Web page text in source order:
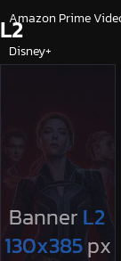
Amazon Prime
Disney+
ซีรีย์จีน
ซีรีย์ญี่ปุ่น
ซีรีย์ฝรั่ง
L2